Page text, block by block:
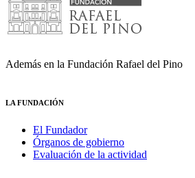
Además en la Fundación Rafael del Pino
LA FUNDACIÓN
El Fundador
Órganos de gobierno
Evaluación de la actividad